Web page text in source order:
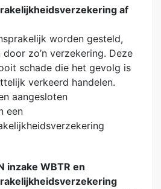
af
worden gesteld,
zo’n verzekering. Deze
schade die het gevolg is
verkeerd handelen.
aangesloten
een
inzake WBTR en